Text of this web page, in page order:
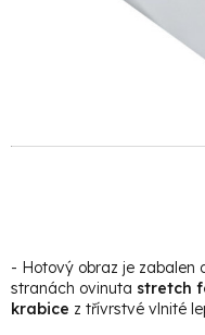
- Hotový obraz je zabalen
stranách ovinuta stretch
krabice z třívrstvé vlnité